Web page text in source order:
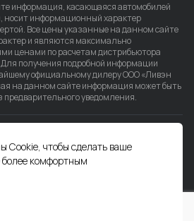
информация, касающаяся автомобилей
носит информационный характер
Все цены указанные на данном сайте
и являются максимально
ценами по расчетам дистрибьютора
получения подробной информации
официальному дилеру ООО «Ливэн
на данном сайте информация может быть
предварительного уведомления.
данных
данных
Cookie, чтобы сделать ваше
более комфортным